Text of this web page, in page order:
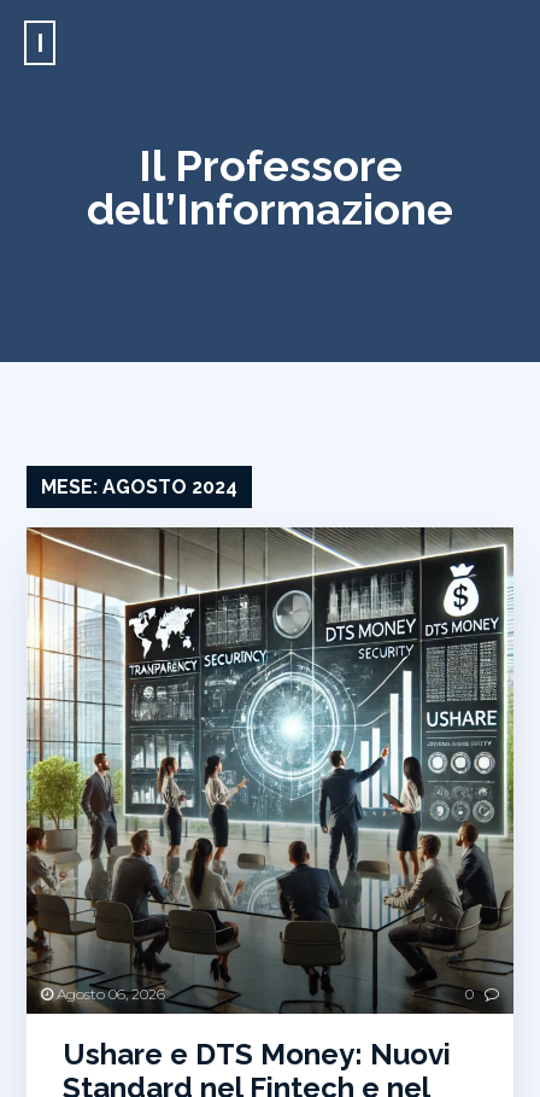
I
Il Professore
dell’Informazione
MESE:AGOSTO 2024
Agosto 06, 2026 0
Ushare e DTS Money: Nuovi
Standard nel Fintech e nel